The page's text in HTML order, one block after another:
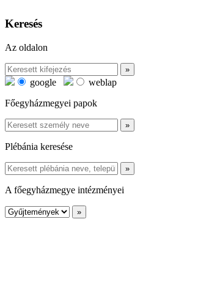
Keresés
Az oldalon
google
weblap
Főegyházmegyei papok
Plébánia keresése
A főegyházmegye intézményei